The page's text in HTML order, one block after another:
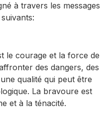
à travers les messages
le courage et la force de
des dangers, des
qualité qui peut être
La bravoure est
et à la ténacité.